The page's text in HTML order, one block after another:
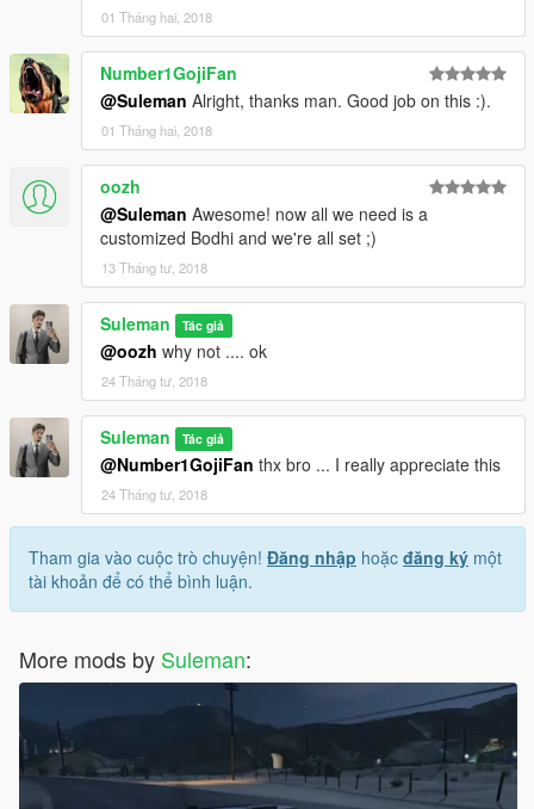
01 Tháng hai, 2018
Number1GojiFan
@Suleman Alright, thanks man. Good job on this :).
01 Tháng hai, 2018
oozh
@Suleman Awesome! now all we need is a
customized Bodhi and we're all set ;)
13 Tháng tư, 2018
Suleman Tác giả
@oozh why not .... ok
24 Tháng tư, 2018
Suleman Tác giả
@Number1GojiFan thx bro ... I really appreciate this
24 Tháng tư, 2018
Tham gia vào cuộc trò chuyện! Đăng nhập hoặc đăng ký một
tài khoản để có thể bình luận.
More mods by Suleman: